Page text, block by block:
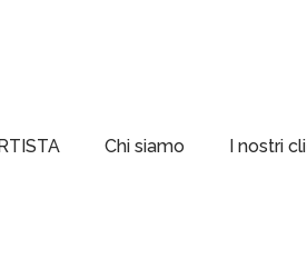
Chi siamo I nostri